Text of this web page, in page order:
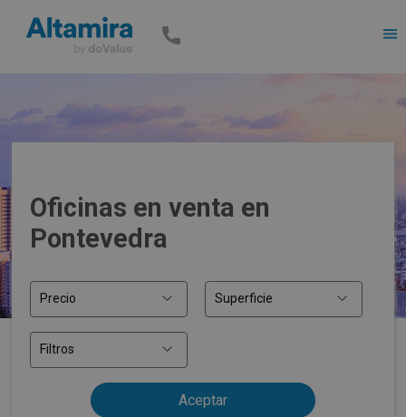
Oficinas en venta en
Pontevedra
Precio Superficie
Filtros